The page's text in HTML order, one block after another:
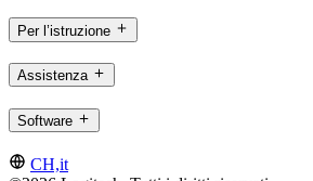
Per l’istruzione
Assistenza
Software
CH,it